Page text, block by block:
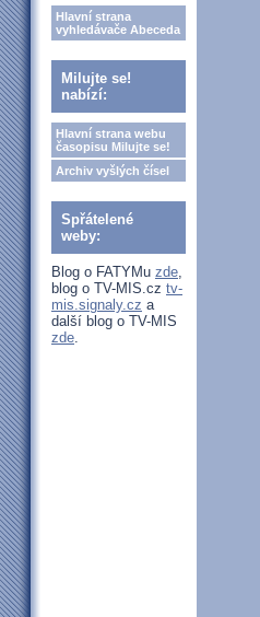
Hlavní strana
vyhledávače Abeceda
Milujte se!
nabízí:
Hlavní strana webu
časopisu Milujte se!
Archiv vyšlých čísel
Spřátelené
weby:
Blog o FATYMu zde,
blog o TV-MIS.cz tv-
mis.signaly.cz a
další blog o TV-MIS
zde.